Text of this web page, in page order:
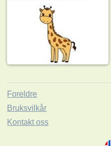
Foreldre
Bruksvilkår
Kontakt oss